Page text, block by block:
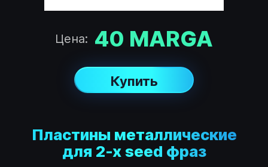
Цена: 40 MARGA
Купить
Пластины металлические
для 2-х seed фраз